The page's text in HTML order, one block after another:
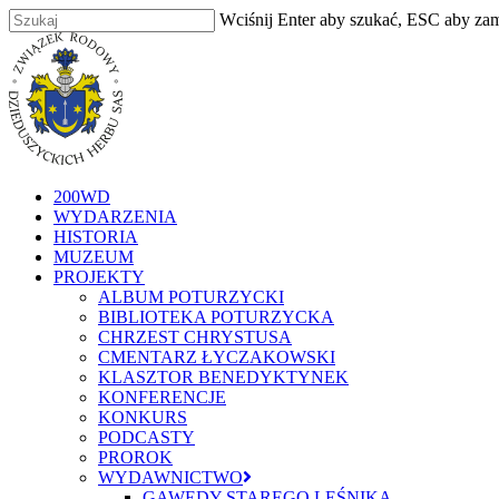
Skip
to
main
content
Wciśnij Enter aby szukać, ESC aby
Zamknij
szukaj
Menu
200WD
WYDARZENIA
HISTORIA
MUZEUM
PROJEKTY
ALBUM POTURZYCKI
BIBLIOTEKA POTURZYCKA
CHRZEST CHRYSTUSA
CMENTARZ ŁYCZAKOWSKI
KLASZTOR BENEDYKTYNEK
KONFERENCJE
KONKURS
PODCASTY
PROROK
WYDAWNICTWO